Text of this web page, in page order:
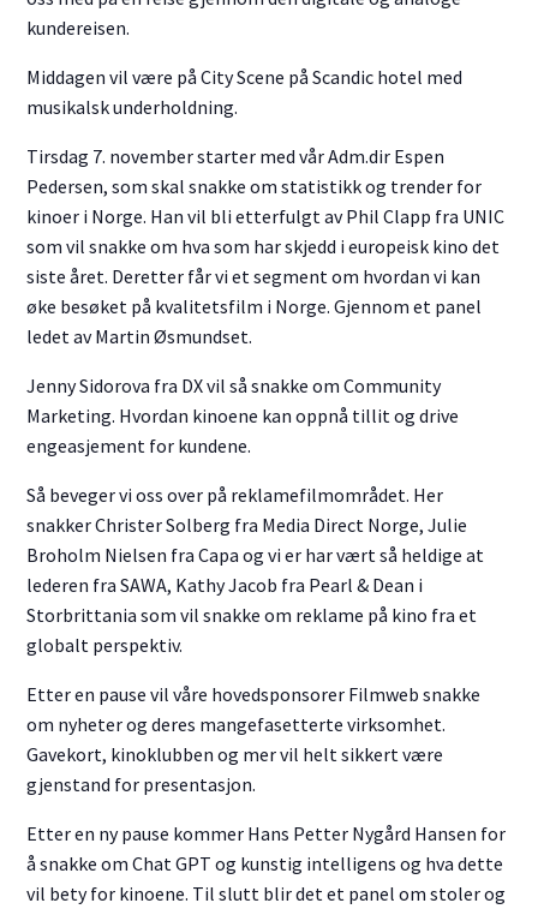
kundereisen.
Middagen vil være på City Scene på Scandic hotel med
musikalsk underholdning.
Tirsdag 7. november starter med vår Adm.dir Espen
Pedersen, som skal snakke om statistikk og trender for
kinoer i Norge. Han vil bli etterfulgt av Phil Clapp fra UNIC
som vil snakke om hva som har skjedd i europeisk kino det
siste året. Deretter får vi et segment om hvordan vi kan
øke besøket på kvalitetsfilm i Norge. Gjennom et panel
ledet av Martin Øsmundset.
Jenny Sidorova fra DX vil så snakke om Community
Marketing. Hvordan kinoene kan oppnå tillit og drive
engeasjement for kundene.
Så beveger vi oss over på reklamefilmområdet. Her
snakker Christer Solberg fra Media Direct Norge, Julie
Broholm Nielsen fra Capa og vi er har vært så heldige at
lederen fra SAWA, Kathy Jacob fra Pearl & Dean i
Storbrittania som vil snakke om reklame på kino fra et
globalt perspektiv.
Etter en pause vil våre hovedsponsorer Filmweb snakke
om nyheter og deres mangefasetterte virksomhet.
Gavekort, kinoklubben og mer vil helt sikkert være
gjenstand for presentasjon.
Etter en ny pause kommer Hans Petter Nygård Hansen for
å snakke om Chat GPT og kunstig intelligens og hva dette
vil bety for kinoene. Til slutt blir det et panel om stoler og